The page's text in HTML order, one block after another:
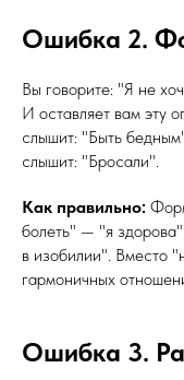
Ошибка 2.
Вы говорите: "Я не
И оставляет вам эту
слышит: "Быть
слышит: "Бросали".
Как правильно:
болеть" — "я
в изобилии". Вместо
гармоничных
Ошибка 3.